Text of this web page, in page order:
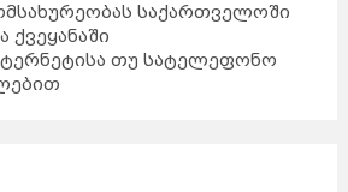
საქართველოში
თუ სატელეფონო